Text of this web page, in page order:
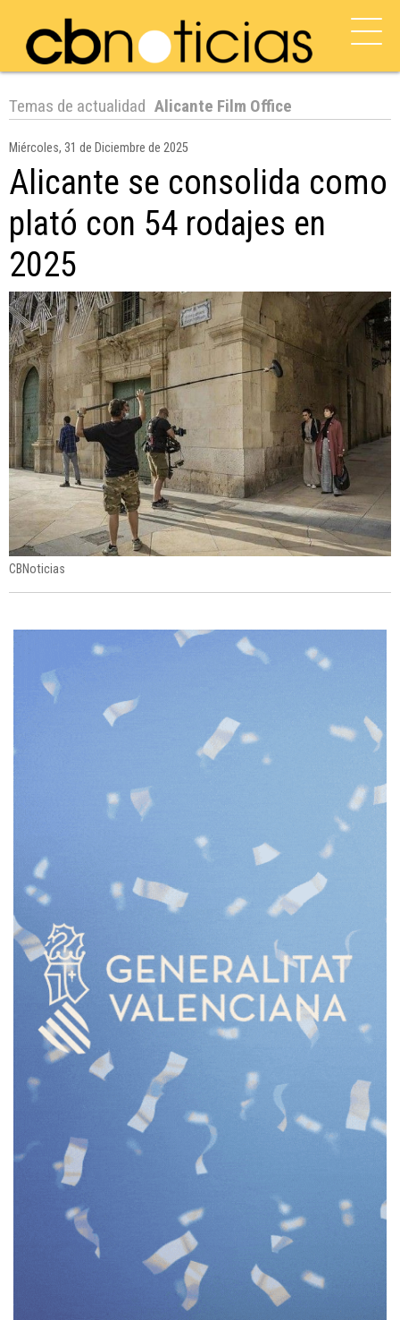
Temas de actualidad Alicante Film Office
Miércoles, 31 de Diciembre de 2025
Alicante se consolida como
plató con 54 rodajes en
2025
CBNoticias